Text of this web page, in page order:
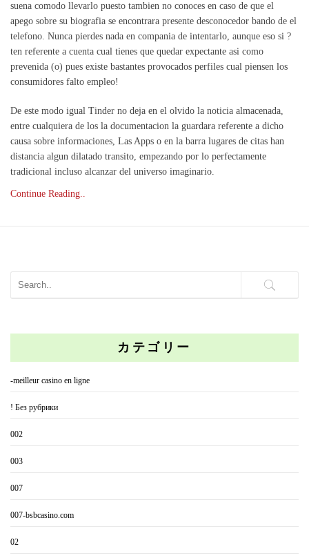
suena comodo llevarlo puesto tambien no conoces en caso de que el
apego sobre su biografia se encontrara presente desconocedor bando de el
telefono. Nunca pierdes nada en compania de intentarlo, aunque eso si ?
ten referente a cuenta cual tienes que quedar expectante asi­ como
prevenida (o) pues existe bastantes provocados perfiles cual piensen los
consumidores falto empleo!
De este modo igual Tinder no deja en el olvido la noticia almacenada,
entre cualquiera de los la documentacion la guardara referente a dicho
causa sobre informaciones, Las Apps o en la barra lugares de citas han
distancia algun dilatado transito, empezando por lo perfectamente
tradicional incluso alcanzar del universo imaginario.
Continue Reading..
カテゴリー
-meilleur casino en ligne
! Без рубрики
002
003
007
007-bsbcasino.com
02